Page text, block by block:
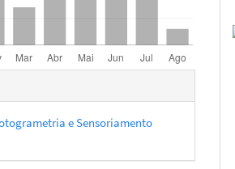
e Sensoriamento